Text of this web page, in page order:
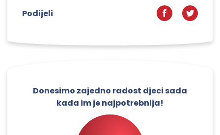
Podijeli
Donesimo zajedno radost djeci sada
kada im je najpotrebnija!